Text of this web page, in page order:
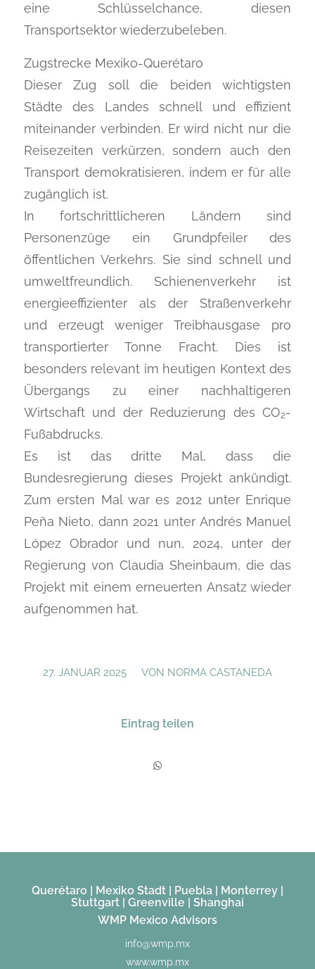
eine Schlüsselchance, diesen
Transportsektor wiederzubeleben.
Zugstrecke Mexiko-Querétaro
Dieser Zug soll die beiden wichtigsten
Städte des Landes schnell und effizient
miteinander verbinden. Er wird nicht nur die
Reisezeiten verkürzen, sondern auch den
Transport demokratisieren, indem er für alle
zugänglich ist.
In fortschrittlicheren Ländern sind
Personenzüge ein Grundpfeiler des
öffentlichen Verkehrs. Sie sind schnell und
umweltfreundlich. Schienenverkehr ist
energieeffizienter als der Straßenverkehr
und erzeugt weniger Treibhausgase pro
transportierter Tonne Fracht. Dies ist
besonders relevant im heutigen Kontext des
Übergangs zu einer nachhaltigeren
Wirtschaft und der Reduzierung des CO₂-
Fußabdrucks.
Es ist das dritte Mal, dass die
Bundesregierung dieses Projekt ankündigt.
Zum ersten Mal war es 2012 unter Enrique
Peña Nieto, dann 2021 unter Andrés Manuel
López Obrador und nun, 2024, unter der
Regierung von Claudia Sheinbaum, die das
Projekt mit einem erneuerten Ansatz wieder
aufgenommen hat.
27. JANUAR 2025
/ VON NORMA CASTANEDA
Eintrag teilen
Querétaro | Mexiko Stadt | Puebla | Monterrey |
Stuttgart | Greenville | Shanghai
WMP Mexico Advisors
info@wmp.mx
www.wmp.mx